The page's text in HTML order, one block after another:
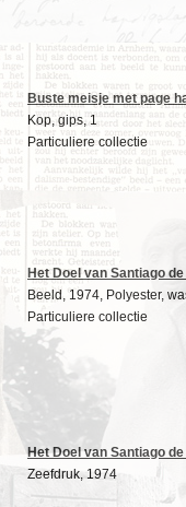
Buste meisje met page
Kop, gips, 1
Particuliere collectie
Het Doel van Santiago
Beeld, 1974, Polyester,
Particuliere collectie
Het Doel van Santiago
Zeefdruk, 1974